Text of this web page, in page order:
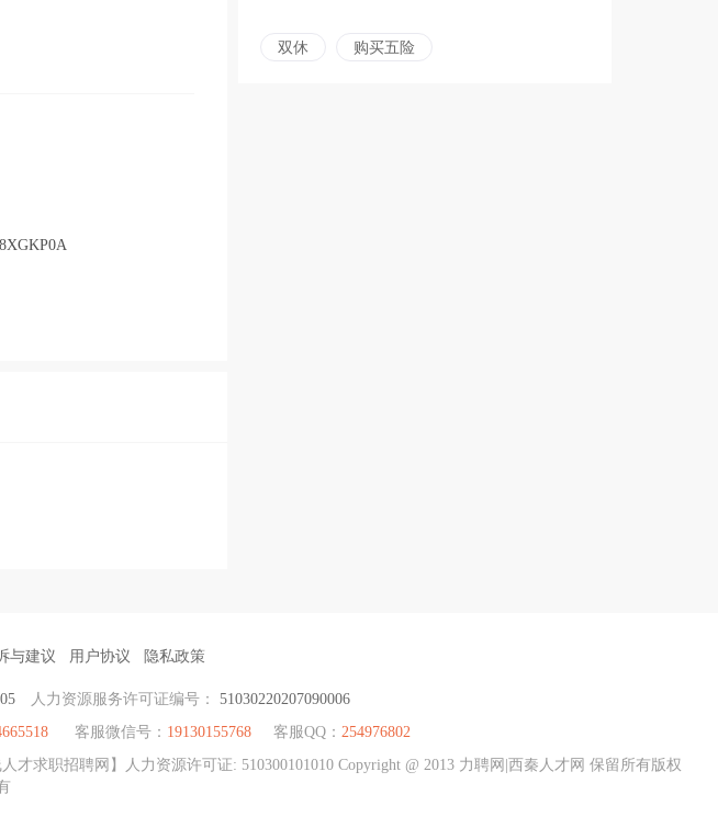
双休 购买五险
与建议 用户协议 隐私政策
人力资源服务许可证编号： 51030220207090006
客服微信号： 19130155768 客服QQ： 254976802
求职招聘网】人力资源许可证: 510300101010 Copyright @ 2013 力聘网|西秦人才网 保留所有版权